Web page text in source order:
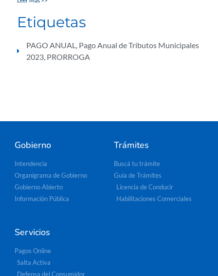
Etiquetas
PAGO ANUAL, Pago Anual de Tributos Municipales
2023, PRORROGA
Gobierno
Intendencia
Organigrama de Gobierno
Gobierno Abierto
Información Pública
Trámites
Buscá tu trámite
Guía de Trámites
Licencia de Conducir
Habilitaciones Comerciales
Servicios
Pagos Online
Salta Activa
Defensa del Consumidor